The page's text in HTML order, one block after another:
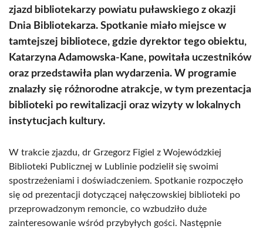
zjazd bibliotekarzy powiatu puławskiego z okazji
Dnia Bibliotekarza. Spotkanie miało miejsce w
tamtejszej bibliotece, gdzie dyrektor tego obiektu,
Katarzyna Adamowska-Kane, powitała uczestników
oraz przedstawiła plan wydarzenia. W programie
znalazły się różnorodne atrakcje, w tym prezentacja
biblioteki po rewitalizacji oraz wizyty w lokalnych
instytucjach kultury.
W trakcie zjazdu, dr Grzegorz Figiel z Wojewódzkiej
Biblioteki Publicznej w Lublinie podzielił się swoimi
spostrzeżeniami i doświadczeniem. Spotkanie rozpoczęło
się od prezentacji dotyczącej nałęczowskiej biblioteki po
przeprowadzonym remoncie, co wzbudziło duże
zainteresowanie wśród przybyłych gości. Następnie